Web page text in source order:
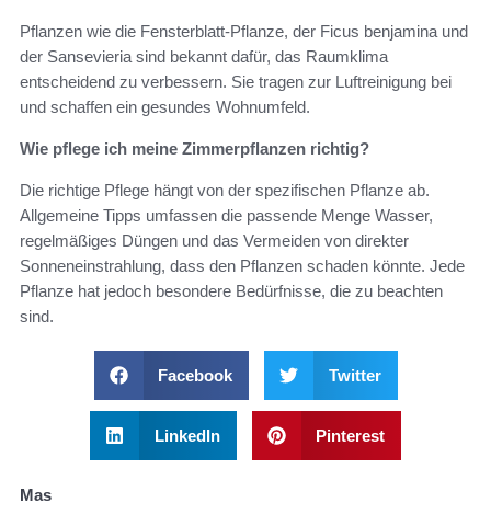
Pflanzen wie die Fensterblatt-Pflanze, der Ficus benjamina und
der Sansevieria sind bekannt dafür, das Raumklima
entscheidend zu verbessern. Sie tragen zur Luftreinigung bei
und schaffen ein gesundes Wohnumfeld.
Wie pflege ich meine Zimmerpflanzen richtig?
Die richtige Pflege hängt von der spezifischen Pflanze ab.
Allgemeine Tipps umfassen die passende Menge Wasser,
regelmäßiges Düngen und das Vermeiden von direkter
Sonneneinstrahlung, dass den Pflanzen schaden könnte. Jede
Pflanze hat jedoch besondere Bedürfnisse, die zu beachten
sind.
Facebook Twitter
LinkedIn Pinterest
Mas